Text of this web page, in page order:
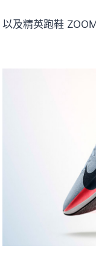
以及精英跑鞋